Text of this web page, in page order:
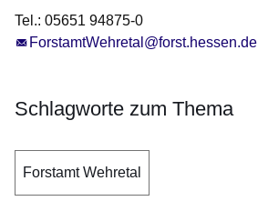
Tel.: 05651 94875-0
ForstamtWehretal@forst.hessen.de
Schlagworte zum Thema
Forstamt Wehretal